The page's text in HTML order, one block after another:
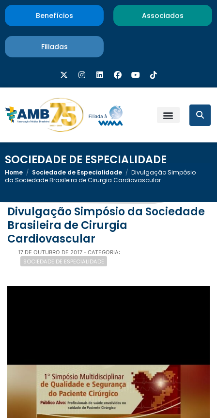
Benefícios Associados
Filiadas
SOCIEDADE DE ESPECIALIDADE
Home / Sociedade de Especialidade / Divulgação Simpósio
da Sociedade Brasileira de Cirurgia Cardiovascular
Divulgação Simpósio da Sociedade
Brasileira de Cirurgia
Cardiovascular
17 DE OUTUBRO DE 2017 - CATEGORIA:
SOCIEDADE DE ESPECIALIDADE